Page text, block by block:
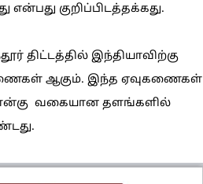
என்பது குறிப்பிடத்தக்கது.
திட்டத்தில் இந்தியாவிற்கு
ஆகும். இந்த ஏவுகணைகள்
வகையான தளங்களில்